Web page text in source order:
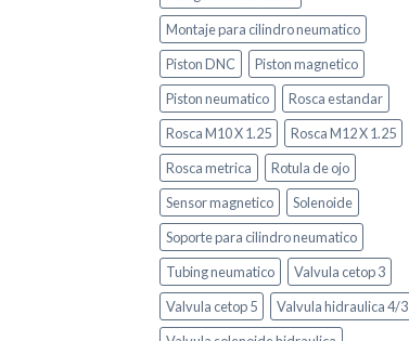
Montaje para cilindro neumatico
Piston DNC
Piston magnetico
Piston neumatico
Rosca estandar
Rosca M10 X 1.25
Rosca M12 X 1.25
Rosca metrica
Rotula de ojo
Sensor magnetico
Solenoide
Soporte para cilindro neumatico
Tubing neumatico
Valvula cetop 3
Valvula cetop 5
Valvula hidraulica 4/3